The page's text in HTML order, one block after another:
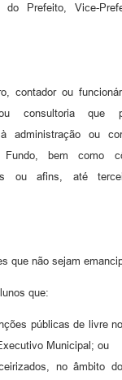
do Prefeito, Vice-
contador ou
consultoria que
à administração ou
bem como
ou afins, até
não sejam
que:
públicas de livre
Municipal; ou
no âmbito